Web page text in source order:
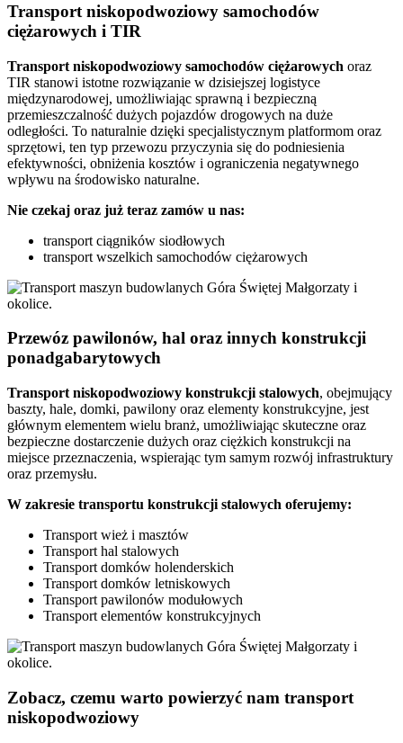
Transport niskopodwoziowy samochodów
ciężarowych i TIR
Transport niskopodwoziowy samochodów ciężarowych oraz
TIR stanowi istotne rozwiązanie w dzisiejszej logistyce
międzynarodowej, umożliwiając sprawną i bezpieczną
przemieszczalność dużych pojazdów drogowych na duże
odległości. To naturalnie dzięki specjalistycznym platformom oraz
sprzętowi, ten typ przewozu przyczynia się do podniesienia
efektywności, obniżenia kosztów i ograniczenia negatywnego
wpływu na środowisko naturalne.
Nie czekaj oraz już teraz zamów u nas:
transport ciągników siodłowych
transport wszelkich samochodów ciężarowych
Przewóz pawilonów, hal oraz innych konstrukcji
ponadgabarytowych
Transport niskopodwoziowy konstrukcji stalowych, obejmujący
baszty, hale, domki, pawilony oraz elementy konstrukcyjne, jest
głównym elementem wielu branż, umożliwiając skuteczne oraz
bezpieczne dostarczenie dużych oraz ciężkich konstrukcji na
miejsce przeznaczenia, wspierając tym samym rozwój infrastruktury
oraz przemysłu.
W zakresie transportu konstrukcji stalowych oferujemy:
Transport wież i masztów
Transport hal stalowych
Transport domków holenderskich
Transport domków letniskowych
Transport pawilonów modułowych
Transport elementów konstrukcyjnych
Zobacz, czemu warto powierzyć nam transport
niskopodwoziowy